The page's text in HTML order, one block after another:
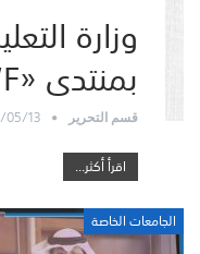
وزارة
بمنتدى «EWF» بلندن
قسم التحرير 05/13
اقرأ أكثر...
الجامعات الخاصة